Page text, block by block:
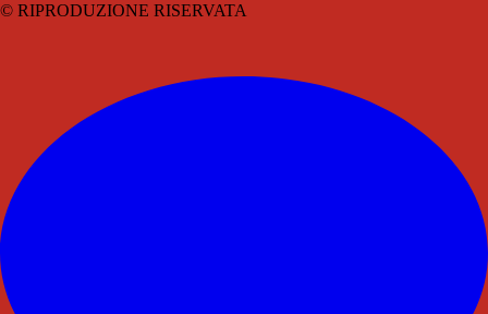
© RIPRODUZIONE RISERVATA